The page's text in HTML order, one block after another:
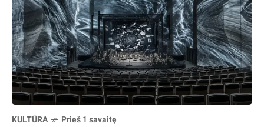
KULTŪRA Prieš 1 savaitę